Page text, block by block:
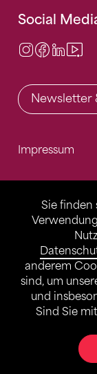
Sie finden
anderem
sind, um
und
Sind Sie
Social
Instagram
Newsletter
Impressum